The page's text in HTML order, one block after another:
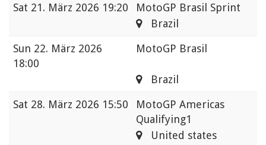
Sat 21. März 2026 19:20
MotoGP Brasil Sprint
Brazil
Sun 22. März 2026
18:00
MotoGP Brasil
Brazil
Sat 28. März 2026 15:50
MotoGP Americas
Qualifying1
United states